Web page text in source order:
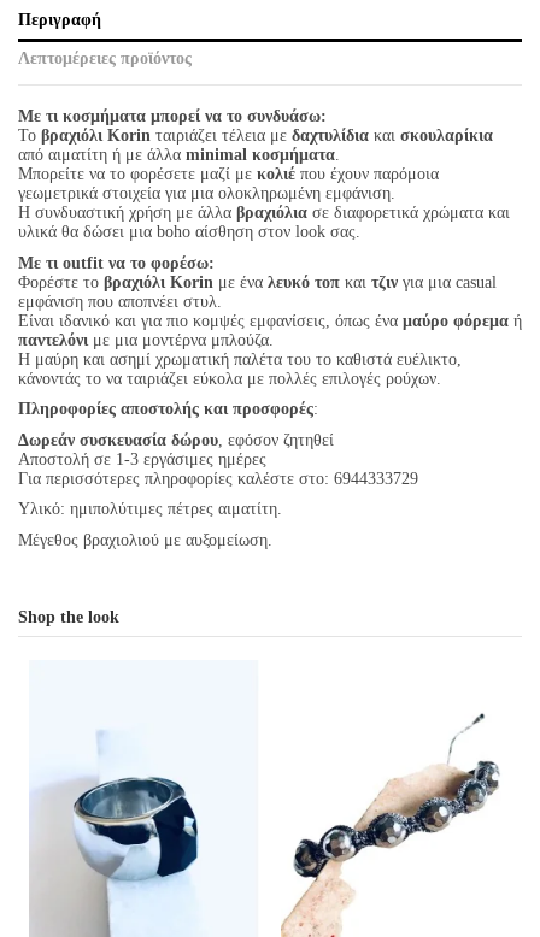
Περιγραφή
Λεπτομέρειες προϊόντος
Με τι κοσμήματα μπορεί να το συνδυάσω:
Το βραχιόλι Korin ταιριάζει τέλεια με δαχτυλίδια και σκουλαρίκια
από αιματίτη ή με άλλα minimal κοσμήματα.
Μπορείτε να το φορέσετε μαζί με κολιέ που έχουν παρόμοια
γεωμετρικά στοιχεία για μια ολοκληρωμένη εμφάνιση.
Η συνδυαστική χρήση με άλλα βραχιόλια σε διαφορετικά χρώματα και
υλικά θα δώσει μια boho αίσθηση στον look σας.
Με τι outfit να το φορέσω:
Φορέστε το βραχιόλι Korin με ένα λευκό τοπ και τζιν για μια casual
εμφάνιση που αποπνέει στυλ.
Είναι ιδανικό και για πιο κομψές εμφανίσεις, όπως ένα μαύρο φόρεμα ή
παντελόνι με μια μοντέρνα μπλούζα.
Η μαύρη και ασημί χρωματική παλέτα του το καθιστά ευέλικτο,
κάνοντάς το να ταιριάζει εύκολα με πολλές επιλογές ρούχων.
Πληροφορίες αποστολής και προσφορές:
Δωρεάν συσκευασία δώρου , εφόσον ζητηθεί
Αποστολή σε 1-3 εργάσιμες ημέρες
Για περισσότερες πληροφορίες καλέστε στο: 6944333729
Υλικό: ημιπολύτιμες πέτρες αιματίτη.
Μέγεθος βραχιολιού με αυξομείωση.
Shop the look